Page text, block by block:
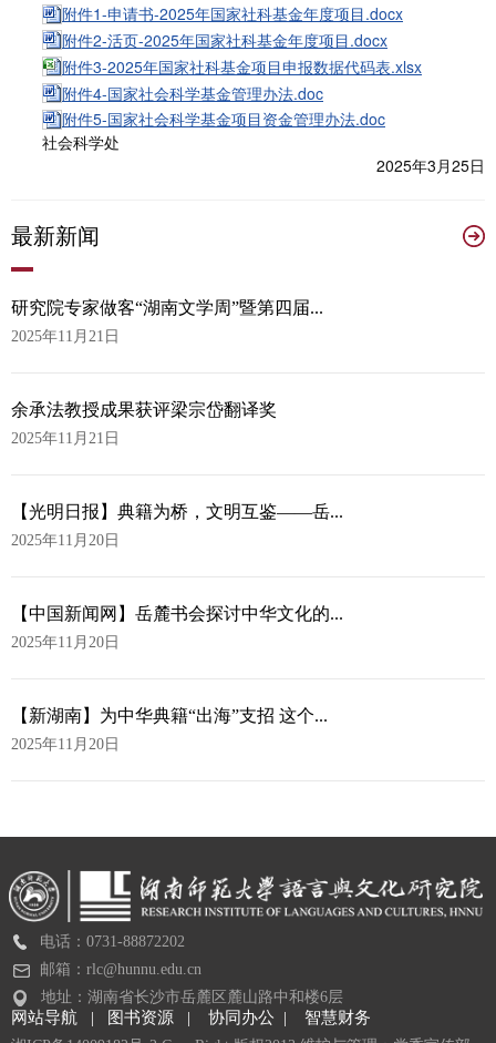
附件1-申请书-2025年国家社科基金年度项目.docx
附件2-活页-2025年国家社科基金年度项目.docx
附件3-2025年国家社科基金项目申报数据代码表.xlsx
附件4-国家社会科学基金管理办法.doc
附件5-国家社会科学基金项目资金管理办法.doc
社会科学处
2025年3月25日
最新新闻
研究院专家做客“湖南文学周”暨第四届...
2025年11月21日
余承法教授成果获评梁宗岱翻译奖
2025年11月21日
【光明日报】典籍为桥，文明互鉴——岳...
2025年11月20日
【中国新闻网】岳麓书会探讨中华文化的...
2025年11月20日
【新湖南】为中华典籍“出海”支招 这个...
2025年11月20日
电话：0731-88872202
邮箱：rlc@hunnu.edu.cn
地址：湖南省长沙市岳麓区麓山路中和楼6层
网站导航 | 图书资源 | 协同办公 | 智慧财务